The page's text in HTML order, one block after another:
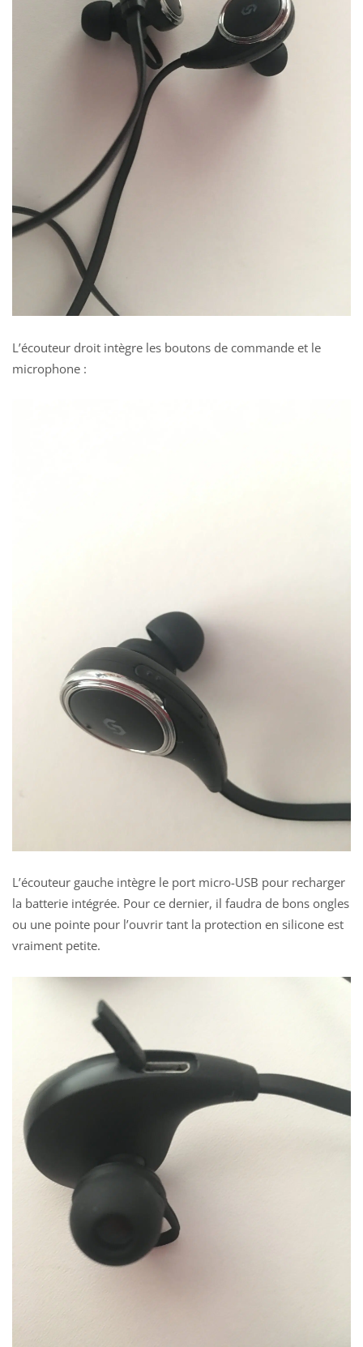
L’écouteur droit intègre les boutons de commande et le
microphone :
L’écouteur gauche intègre le port micro-USB pour recharger
la batterie intégrée. Pour ce dernier, il faudra de bons ongles
ou une pointe pour l’ouvrir tant la protection en silicone est
vraiment petite.